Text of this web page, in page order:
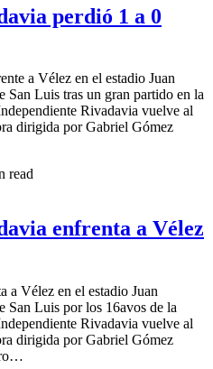
perdió 1 a 0
a Vélez en el estadio Juan
San Luis tras un gran partido en la
Rivadavia vuelve al
dirigida por Gabriel Gómez
read
enfrenta a Vélez
a Vélez en el estadio Juan
San Luis por los 16avos de la
Rivadavia vuelve al
dirigida por Gabriel Gómez